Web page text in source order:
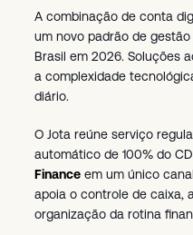
A combinação de conta
um novo padrão de
Brasil em 2026. Soluções
a complexidade
diário.
O Jota reúne serviço
automático de 100% do
Finance em um único
apoia o controle de caixa,
organização da rotina